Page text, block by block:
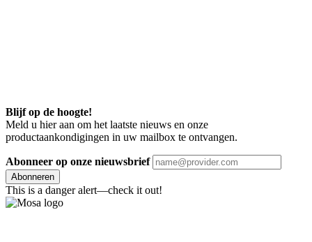
Blijf op de hoogte!
Meld u hier aan om het laatste nieuws en onze
productaankondigingen in uw mailbox te ontvangen.
Abonneer op onze nieuwsbrief
Abonneren
This is a danger alert—check it out!